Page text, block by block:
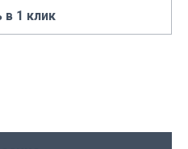
в 1 клик